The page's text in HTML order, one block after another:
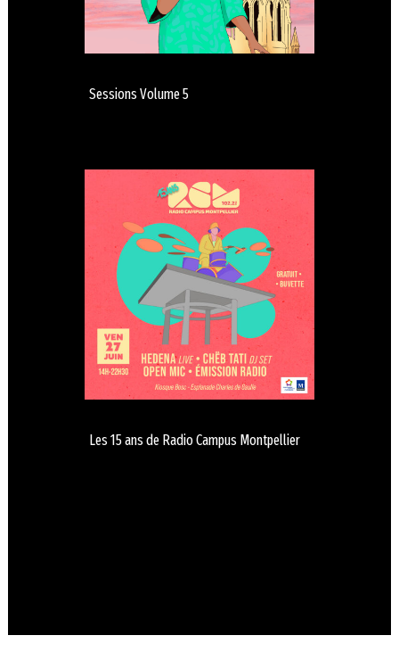
Sessions Volume 5
Les 15 ans de Radio Campus Montpellier